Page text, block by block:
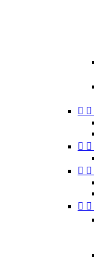
 
 
 
 